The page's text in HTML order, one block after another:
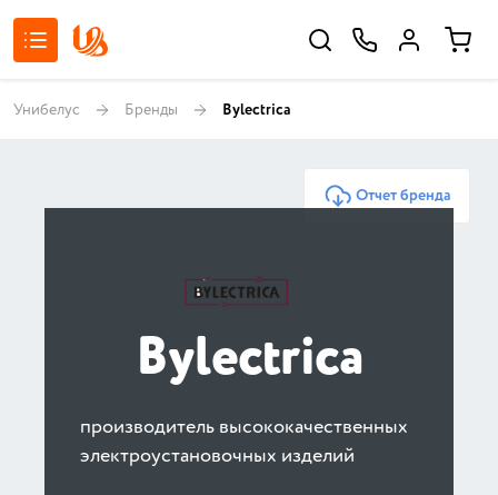
Унибелус Бренды Bylectrica
Отчет бренда
Bylectrica
производитель высококачественных
электроустановочных изделий